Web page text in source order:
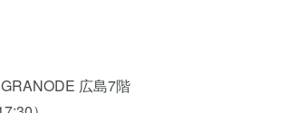
広島7階